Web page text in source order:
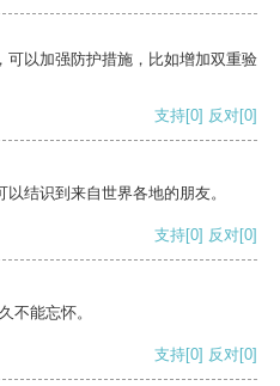
可以加强防护措施，比如增加双重验
支持[0] 反对[0]
结识到来自世界各地的朋友。
支持[0] 反对[0]
不能忘怀。
支持[0] 反对[0]